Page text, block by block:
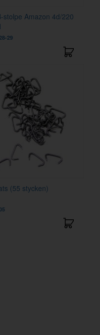
stolpe Amazon 4d/220
29
(55 stycken)